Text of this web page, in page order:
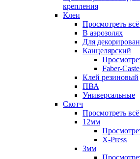
крепления
Клеи
Просмотреть
В аэрозолях
Для
Канцелярский
Faber-
Клей резиновый
ПВА
Универсальные
Скотч
Просмотреть
12мм
X-Press
3мм